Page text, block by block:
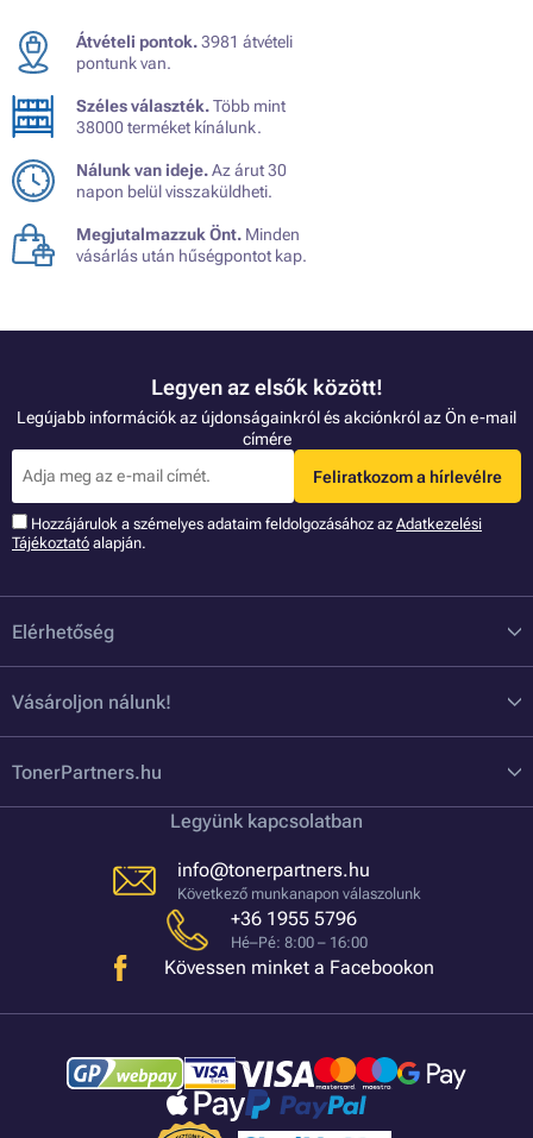
Átvételi pontok.3981 átvételi
pontunk van.
Széles választék.Több mint
38000 terméket kínálunk.
Nálunk van ideje.Az árut 30
napon belül visszaküldheti.
Megjutalmazzuk Önt. Minden
vásárlás után hűségpontot kap.
Legyen az elsők között!
Legújabb információk az újdonságainkról és akciónkról az Ön e-mail
címére
Feliratkozom a hírlevélre
Hozzájárulok a szémelyes adataim feldolgozásához az Adatkezelési
Tájékoztató alapján.
Elérhetőség
Vásároljon nálunk!
TonerPartners.hu
Legyünk kapcsolatban
info@tonerpartners.hu
Következő munkanapon válaszolunk
+36 1955 5796
Hé–Pé: 8:00 – 16:00
Kövessen minket a Facebookon